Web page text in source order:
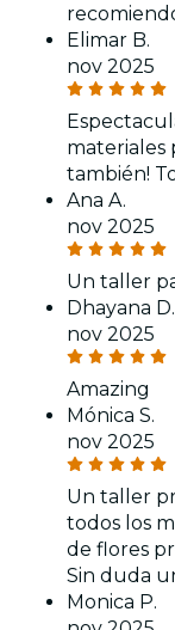
Elimar B.
nov 2025
materiales
también!
Ana A.
nov 2025
Un taller
Dhayana D.
nov 2025
Amazing
Mónica S.
nov 2025
Un taller
todos los
de flores
Sin duda
Monica P.